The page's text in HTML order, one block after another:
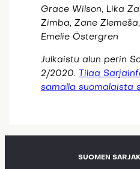
Grace Wilson, Lika
Zimba, Zane
Emelie Östergren
Julkaistu alun perin
2/2020.
Tilaa
samalla suomalaista
SUOMEN